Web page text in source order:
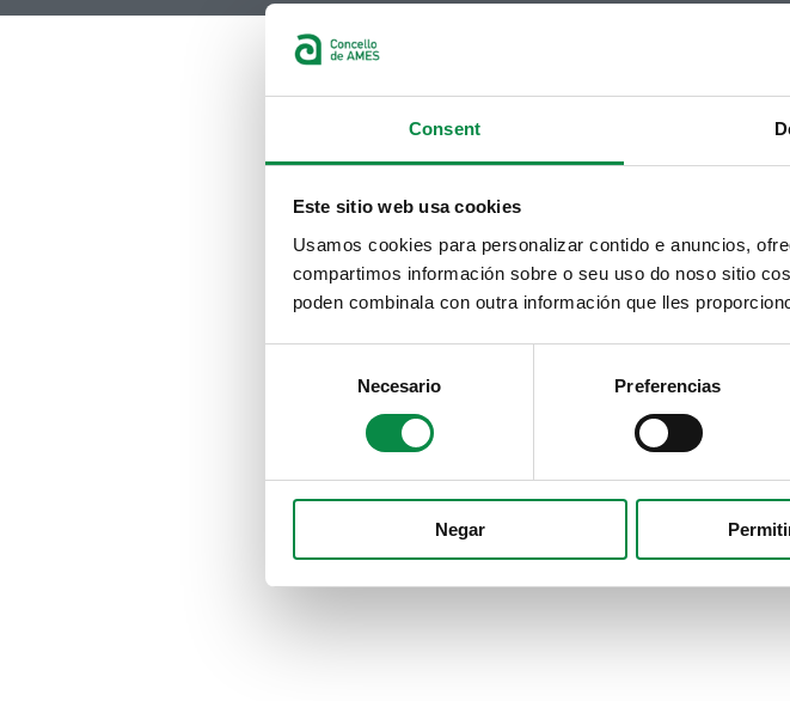
Consent
Este sitio web usa cookies
Usamos cookies para personalizar contido e anuncios,
compartimos información sobre o seu uso do noso sitio
poden combinala con outra información que lles
Necesario Preferencias
Negar